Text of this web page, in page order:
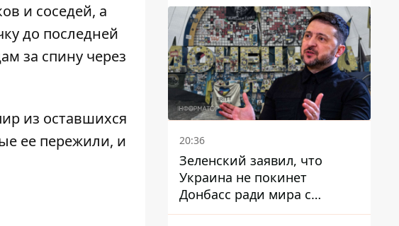
и соседей, а
до последней
за спину через
из оставшихся
ее пережили, и
20:36
Зеленский заявил, что
Украина не покинет
Донбасс ради мира с
Россией